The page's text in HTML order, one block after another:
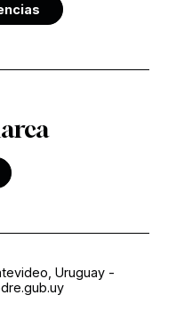
Uruguay-